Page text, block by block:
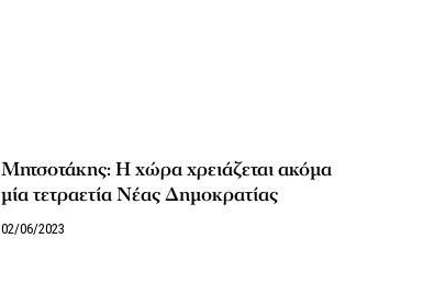
Μητσοτάκης: Η χώρα χρειάζεται ακόμα
μία τετραετία Νέας Δημοκρατίας
02/06/2023